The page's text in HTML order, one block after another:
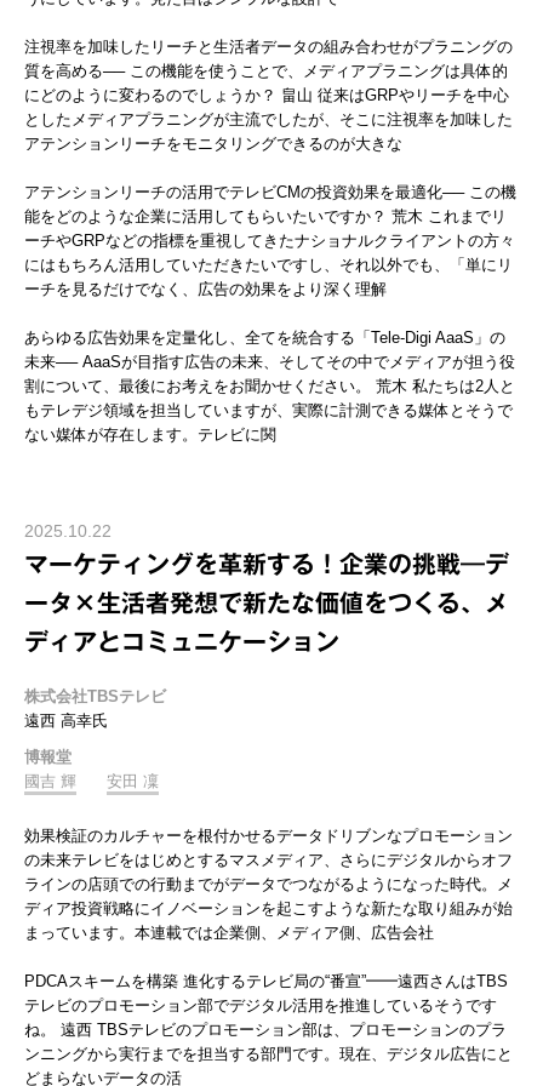
注視率を加味したリーチと生活者データの組み合わせがプラニングの
質を高める── この機能を使うことで、メディアプラニングは具体的
にどのように変わるのでしょうか？ 畠山 従来はGRPやリーチを中心
としたメディアプラニングが主流でしたが、そこに注視率を加味した
アテンションリーチをモニタリングできるのが大きな
アテンションリーチの活用でテレビCMの投資効果を最適化── この機
能をどのような企業に活用してもらいたいですか？ 荒木 これまでリ
ーチやGRPなどの指標を重視してきたナショナルクライアントの方々
にはもちろん活用していただきたいですし、それ以外でも、「単にリ
ーチを見るだけでなく、広告の効果をより深く理解
あらゆる広告効果を定量化し、全てを統合する「Tele-Digi AaaS」の
未来── AaaSが目指す広告の未来、そしてその中でメディアが担う役
割について、最後にお考えをお聞かせください。 荒木 私たちは2人と
もテレデジ領域を担当していますが、実際に計測できる媒体とそうで
ない媒体が存在します。テレビに関
2025.10.22
マーケティングを革新する！企業の挑戦―デ
ータ×生活者発想で新たな価値をつくる、メ
ディアとコミュニケーション
株式会社TBSテレビ
遠西 高幸氏
博報堂
國吉 輝
安田 凜
効果検証のカルチャーを根付かせるデータドリブンなプロモーション
の未来テレビをはじめとするマスメディア、さらにデジタルからオフ
ラインの店頭での行動までがデータでつながるようになった時代。メ
ディア投資戦略にイノベーションを起こすような新たな取り組みが始
まっています。本連載では企業側、メディア側、広告会社
PDCAスキームを構築 進化するテレビ局の“番宣”━━遠西さんはTBS
テレビのプロモーション部でデジタル活用を推進しているそうです
ね。 遠西 TBSテレビのプロモーション部は、プロモーションのプラ
ンニングから実行までを担当する部門です。現在、デジタル広告にと
どまらないデータの活